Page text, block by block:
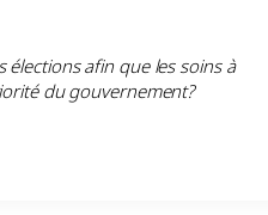
afin que les soins à
du gouvernement?